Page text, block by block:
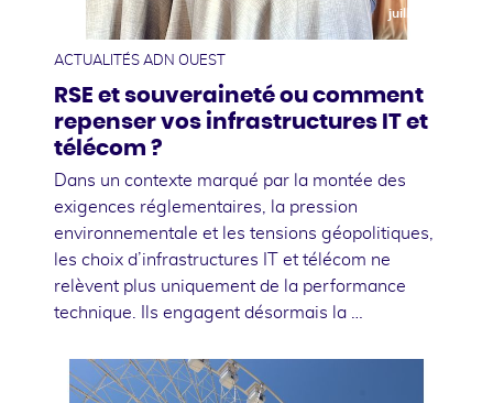
juillet
ACTUALITÉS ADN OUEST
RSE et souveraineté ou comment
repenser vos infrastructures IT et
télécom ?
Dans un contexte marqué par la montée des
exigences réglementaires, la pression
environnementale et les tensions géopolitiques,
les choix d’infrastructures IT et télécom ne
relèvent plus uniquement de la performance
technique. Ils engagent désormais la …